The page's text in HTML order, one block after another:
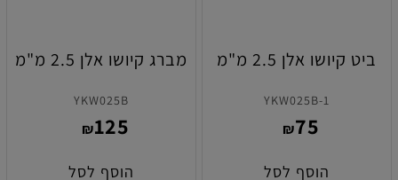
ביט קיושו אלן 2.5 מ"מ
YKW025B-1
₪75
הוסף לסל
מברג קיושו אלן 2.5 מ"מ
YKW025B
₪125
הוסף לסל